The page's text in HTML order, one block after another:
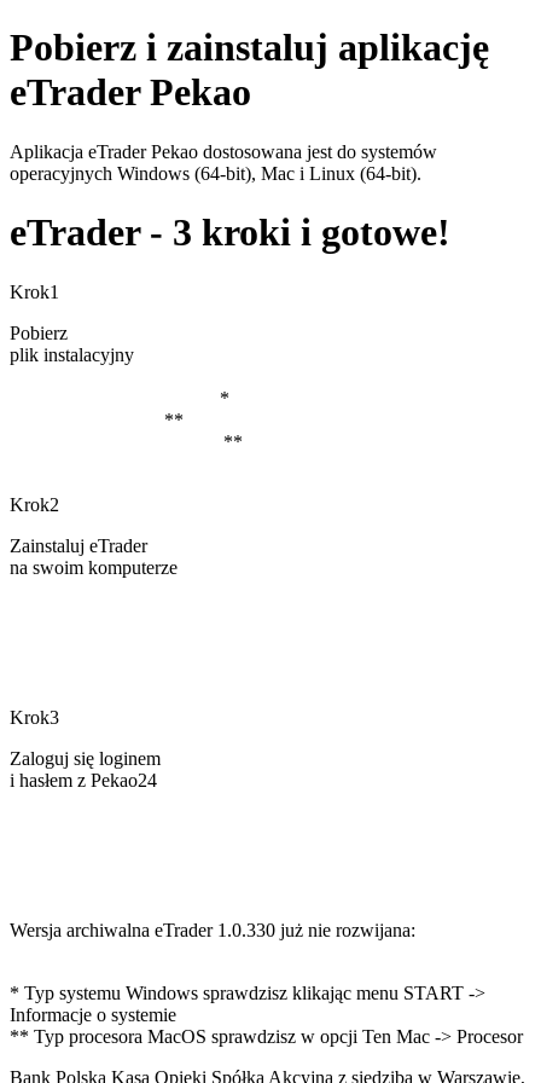
Pobierz i zainstaluj aplikację
eTrader Pekao
Aplikacja eTrader Pekao dostosowana jest do systemów
operacyjnych Windows (64-bit), Mac i Linux (64-bit).
eTrader - 3 kroki i gotowe!
Krok1
Pobierz
plik instalacyjny
*
**
**
Krok2
Zainstaluj eTrader
na swoim komputerze
Krok3
Zaloguj się loginem
i hasłem z Pekao24
Wersja archiwalna eTrader 1.0.330 już nie rozwijana:
* Typ systemu Windows sprawdzisz klikając menu START ->
Informacje o systemie
** Typ procesora MacOS sprawdzisz w opcji Ten Mac -> Procesor
Bank Polska Kasa Opieki Spółka Akcyjna z siedzibą w Warszawie,